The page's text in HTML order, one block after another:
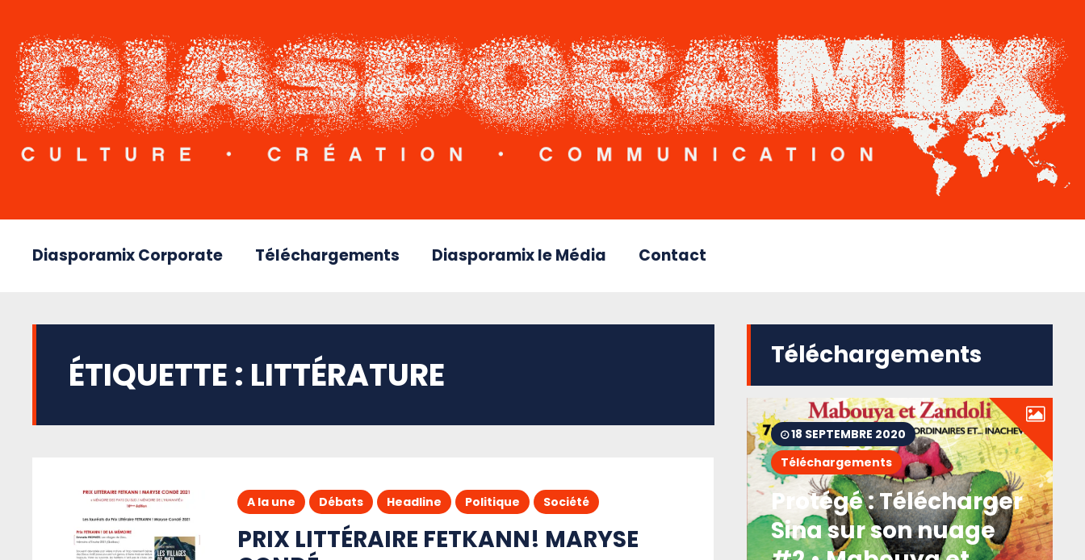
Diasporamix Corporate Téléchargements Diasporamix le Média Contact
ÉTIQUETTE : LITTÉRATURE
A la une Débats Headline Politique Société
PRIX LITTÉRAIRE FETKANN! MARYSE
Téléchargements
18 SEPTEMBRE 2020
Téléchargements
Protégé : Télécharger
Sina sur son nuage